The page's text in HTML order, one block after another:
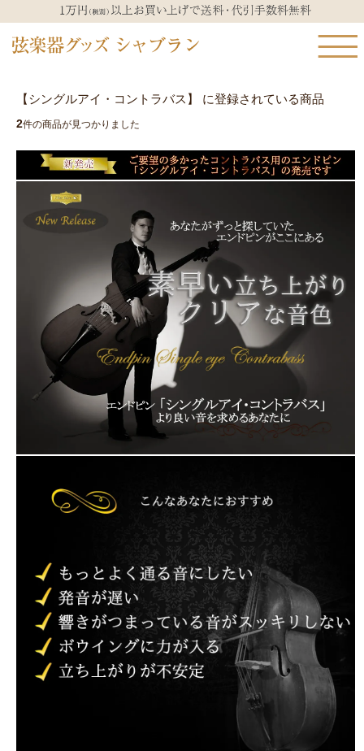
【シングルアイ・コントラバス】 に登録されている商品
2件の商品が見つかりました